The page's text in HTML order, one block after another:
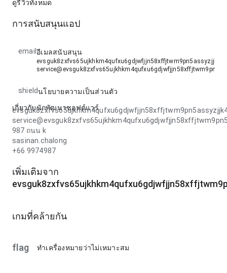
ดูรีวิวทั้งหมด
การสนับสนุนแอป
email อีเมลสนับสนุน
shieldนโยบายความเป็นส่วนตัว
เกี่ยวกับนักพัฒนาซอฟต์แวร์
987 ถนน k
sasinan.chalong
+66 9974987
เพิ่มเติมจาก
เกมที่คล้ายกัน
flag ทำเครื่องหมายว่าไม่เหมาะสม